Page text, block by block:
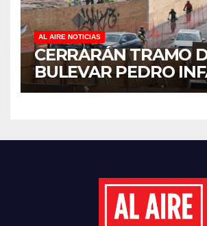
AL AIRE NOTICIAS
CERRARÁN TRAMO
BULEVAR PEDRO
PARA ACELERAR